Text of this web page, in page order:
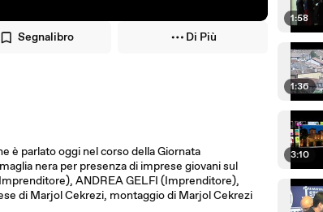
Segnalibro Di Più
è parlato oggi nel corso della Giornata
nera per presenza di imprese giovani sul
ANDREA GELFI (Imprenditore),
di Marjol Cekrezi, montaggio di Marjol Cekrezi
1:58
1:36
3:10